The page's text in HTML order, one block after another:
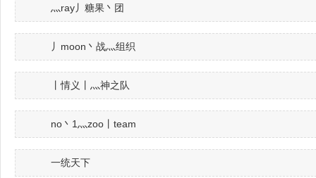
灬ray丿糖果丶团
丿moon丶战灬组织
丨情义丨灬神之队
no丶1灬zoo丨team
一统天下